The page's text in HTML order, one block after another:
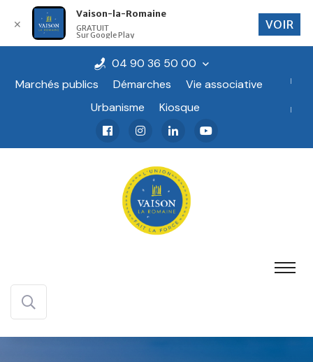
04 90 36 50 00
Marchés publics
Démarches
Vie associative
Urbanisme
Kiosque
✕
Vaison-la-Romaine
GRATUIT
Sur Google Play
VOIR